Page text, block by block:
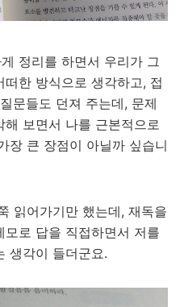
정리를 하면서 우리가 그
한 방식으로 생각하고, 접
문들도 던져 주는데, 문제
보면서 나를 근본적으로
장 큰 장점이 아닐까 싶습니
읽어가기만 했는데, 재독을
로 답을 직접하면서 저를
생각이 들더군요.